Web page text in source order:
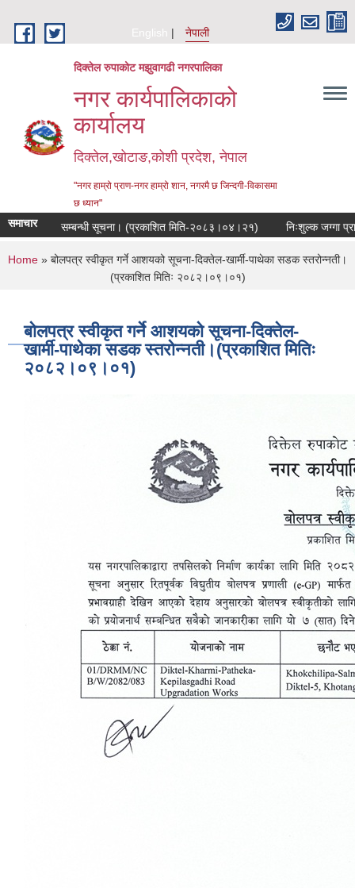
English
नेपाली
दिक्तेल रुपाकोट मझुवागढी नगरपालिका
नगर कार्यपालिकाको
कार्यालय
दिक्तेल,खोटाङ,कोशी प्रदेश, नेपाल
"नगर हाम्रो प्राण-नगर हाम्रो शान, नगरमै छ जिन्दगी-विकासमा
छ ध्यान"
समाचारहुने सम्बन्धी सूचना। (प्रकाशित मिति-२०८३।०४।२१) निःशुल्क जग्गा
You are here
Home » बोलपत्र स्वीकृत गर्ने आशयको सूचना-दिक्तेल-खार्मी-पाथेका सडक स्तरोन्नती।
(प्रकाशित मितिः २०८२।०९।०१)
बोलपत्र स्वीकृत गर्ने आशयको सूचना-दिक्तेल-
खार्मी-पाथेका सडक स्तरोन्नती।(प्रकाशित मितिः
२०८२।०९।०१)